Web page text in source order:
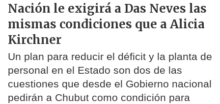
Nación le exigirá a Das Neves las
mismas condiciones que a Alicia
Kirchner
Un plan para reducir el déficit y la planta de
personal en el Estado son dos de las
cuestiones que desde el Gobierno nacional
pedirán a Chubut como condición para